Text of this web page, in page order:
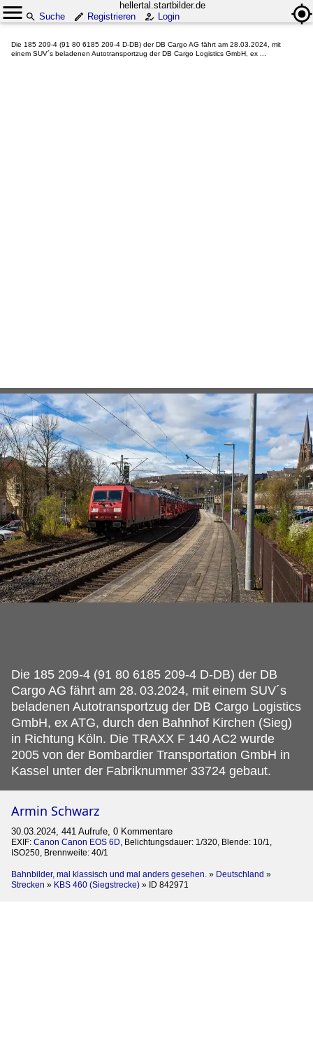
hellertal.startbilder.de
Suche
Registrieren Login
Die 185 209-4 (91 80 6185 209-4 D-DB) der DB Cargo AG fährt am 28.03.2024, mit
einem SUV´s beladenen Autotransportzug der DB Cargo Logistics GmbH, ex ...
Die 185 209-4 (91 80 6185 209-4 D-DB) der DB
Cargo AG fährt am 28. 03.2024, mit einem SUV´s
beladenen Autotransportzug der DB Cargo Logistics
GmbH, ex ATG, durch den Bahnhof Kirchen (Sieg)
in Richtung Köln. Die TRAXX F 140 AC2 wurde
2005 von der Bombardier Transportation GmbH in
Kassel unter der Fabriknummer 33724 gebaut.
Armin Schwarz
30.03.2024, 441 Aufrufe, 0 Kommentare
EXIF: Canon Canon EOS 6D, Belichtungsdauer: 1/320, Blende: 10/1,
ISO250, Brennweite: 40/1
Bahnbilder, mal klassisch und mal anders gesehen. » Deutschland »
Strecken » KBS 460 (Siegstrecke) » ID 842971